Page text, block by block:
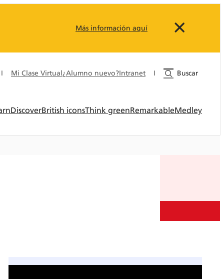
Más información aquí
I Mi Clase Virtual¿Alumno nuevo?Intranet I Buscar
DiscoverBritish iconsThink greenRemarkableMedley